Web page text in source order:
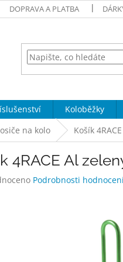
DOPRAVA A PLATBA
Koloběžky
na kolo Košík
4RACE Al
Podrobnosti